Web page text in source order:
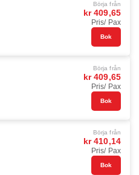
Börja från
kr 409,65
Pris/ Pax
Bok
Börja från
kr 409,65
Pris/ Pax
Bok
Börja från
kr 410,14
Pris/ Pax
Bok